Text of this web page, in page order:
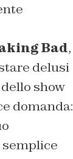
Bad,
delusi
show
domanda: